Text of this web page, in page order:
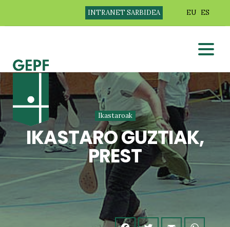
INTRANET SARBIDEA EU ES
Ikastaroak
IKASTARO GUZTIAK,
PREST